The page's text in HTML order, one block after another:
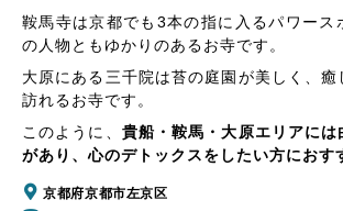
鞍馬寺は京都でも3本の指に入るパワース
の人物ともゆかりのあるお寺です。
大原にある三千院は苔の庭園が美しく、癒
訪れるお寺です。
このように、 貴船・鞍馬・大原エリアには
があり、心のデトックスをしたい方におす
京都府京都市左京区